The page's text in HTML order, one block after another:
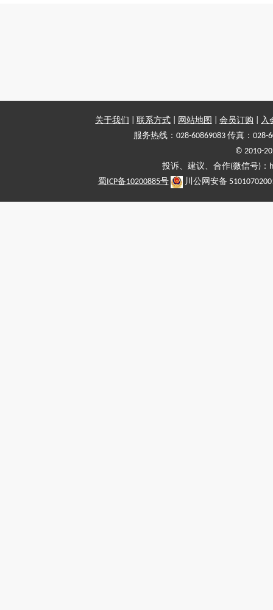
关于我们 联系方式 网站地图 会员订购
入
服务热线：028-60869083 传真：028-
© 2010-
投诉、建议、合作(微信号)
蜀ICP备10200885号
川公网安备